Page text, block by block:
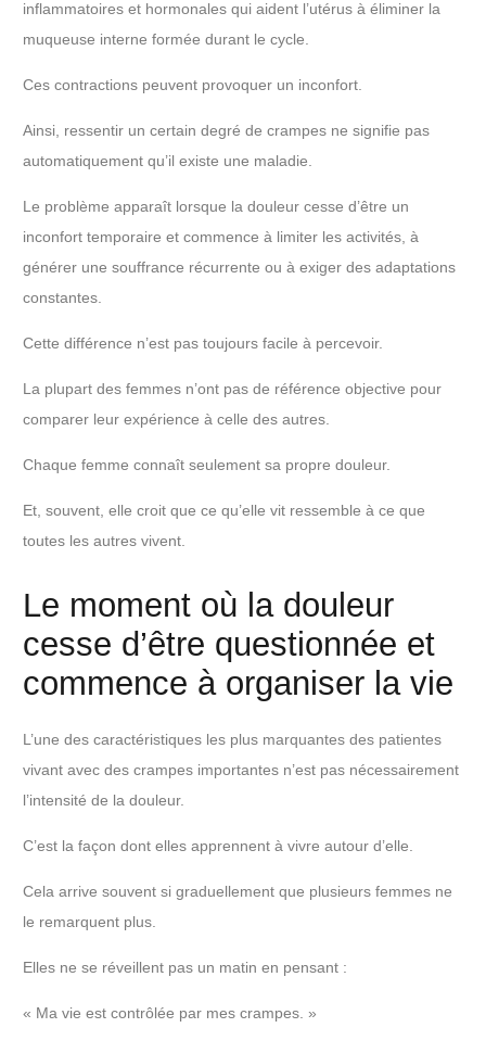
inflammatoires et hormonales qui aident l’utérus à éliminer la
muqueuse interne formée durant le cycle.
Ces contractions peuvent provoquer un inconfort.
Ainsi, ressentir un certain degré de crampes ne signifie pas
automatiquement qu’il existe une maladie.
Le problème apparaît lorsque la douleur cesse d’être un
inconfort temporaire et commence à limiter les activités, à
générer une souffrance récurrente ou à exiger des adaptations
constantes.
Cette différence n’est pas toujours facile à percevoir.
La plupart des femmes n’ont pas de référence objective pour
comparer leur expérience à celle des autres.
Chaque femme connaît seulement sa propre douleur.
Et, souvent, elle croit que ce qu’elle vit ressemble à ce que
toutes les autres vivent.
Le moment où la douleur
cesse d’être questionnée et
commence à organiser la vie
L’une des caractéristiques les plus marquantes des patientes
vivant avec des crampes importantes n’est pas nécessairement
l’intensité de la douleur.
C’est la façon dont elles apprennent à vivre autour d’elle.
Cela arrive souvent si graduellement que plusieurs femmes ne
le remarquent plus.
Elles ne se réveillent pas un matin en pensant :
« Ma vie est contrôlée par mes crampes. »